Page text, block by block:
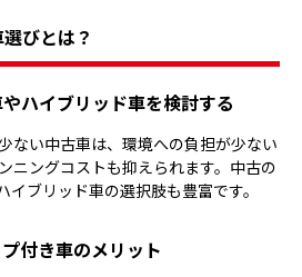
びとは？
ハイブリッド車を検討する
ない中古車は、環境への負担が少ない
ニングコストも抑えられます。中古の
イブリッド車の選択肢も豊富です。
付き車のメリット